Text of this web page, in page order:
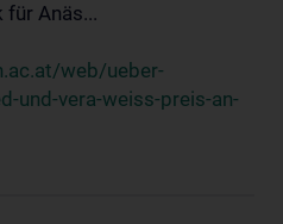
Anäs...
web/ueber-
und-vera-weiss-preis-an-